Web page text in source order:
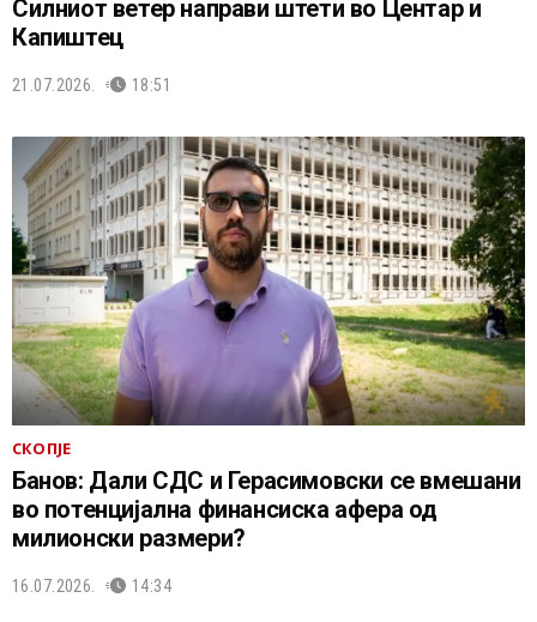
Силниот ветер направи штети во Центар и
Капиштец
21.07.2026. 18:51
СКОПЈЕ
Банов: Дали СДС и Герасимовски се вмешани
во потенцијална финансиска афера од
милионски размери?
16.07.2026. 14:34